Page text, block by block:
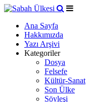
Ana Sayfa
Hakkımızda
Yazı Arşivi
Kategoriler
Dosya
Felsefe
Kültür-Sanat
Son Ülke
Söyleşi